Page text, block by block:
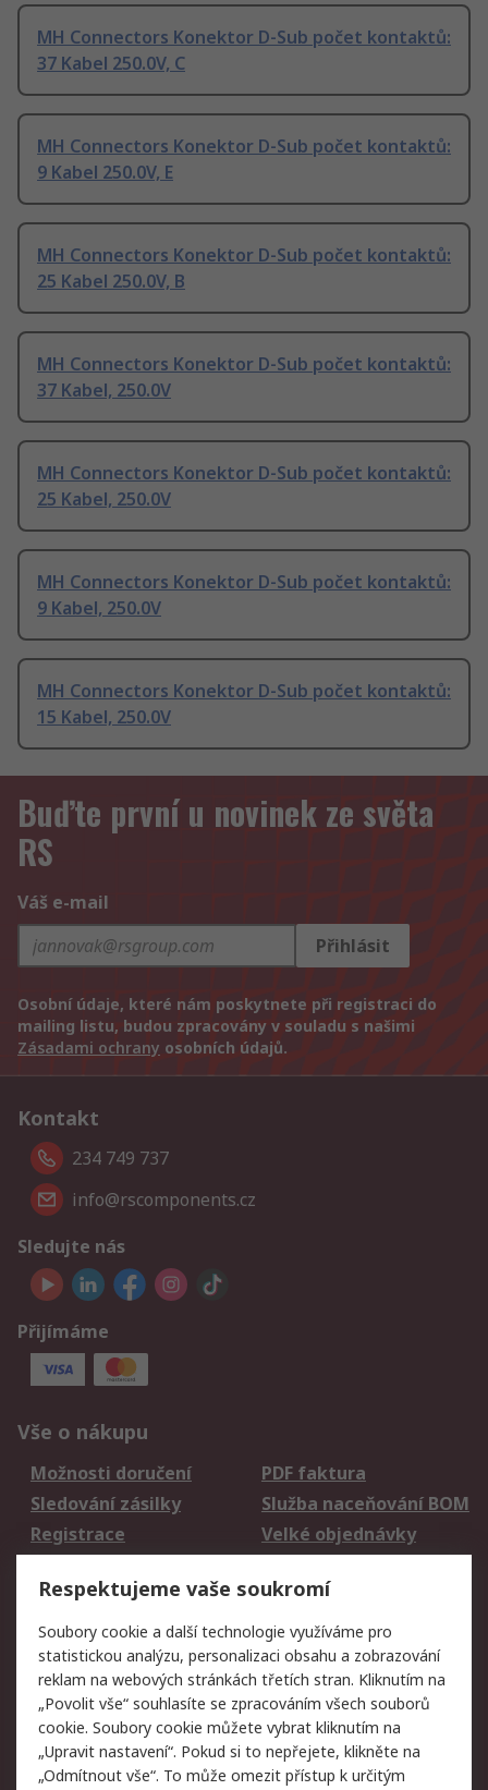
MH Connectors Konektor D-Sub počet kontaktů:
37 Kabel 250.0V, C
MH Connectors Konektor D-Sub počet kontaktů:
9 Kabel 250.0V, E
MH Connectors Konektor D-Sub počet kontaktů:
25 Kabel 250.0V, B
MH Connectors Konektor D-Sub počet kontaktů:
37 Kabel, 250.0V
MH Connectors Konektor D-Sub počet kontaktů:
25 Kabel, 250.0V
MH Connectors Konektor D-Sub počet kontaktů:
9 Kabel, 250.0V
MH Connectors Konektor D-Sub počet kontaktů:
15 Kabel, 250.0V
Buďte první u novinek ze světa
RS
Váš e-mail
Přihlásit
Osobní údaje, které nám poskytnete při registraci do
mailing listu, budou zpracovány v souladu s našimi
Zásadami ochrany osobních údajů.
Kontakt
234 749 737
info@rscomponents.cz
Sledujte nás
Přijímáme
Vše o nákupu
Možnosti doručení
PDF faktura
Sledování zásilky
Služba naceňování BOM
Registrace
Velké objednávky
Právní
Autorská práva
Obchodní podmínky
společnosti RS
Prohlášení o ochraně
údajů
Zabezpečení
elektronické pošty
Zásady pro soubory
Zásady ochrany
Respektujeme vaše soukromí
Soubory cookie a další technologie využíváme pro
statistickou analýzu, personalizaci obsahu a zobrazování
reklam na webových stránkách třetích stran. Kliknutím na
„Povolit vše“ souhlasíte se zpracováním všech souborů
cookie. Soubory cookie můžete vybrat kliknutím na
„Upravit nastavení“. Pokud si to nepřejete, klikněte na
„Odmítnout vše“. To může omezit přístup k určitým